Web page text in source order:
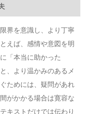
界を意識し、より丁寧
えば、感情や意図を明
「本当に助かった
、より温かみのあるメ
ためには、疑問があれ
がかかる場合は寛容な
キストだけでは伝わり